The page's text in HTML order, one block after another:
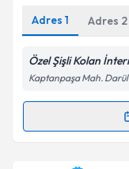
Kişisel
Adres 1 Adres 2
Özel Şişli Kolan
Kaptanpaşa Mah.
Randevu